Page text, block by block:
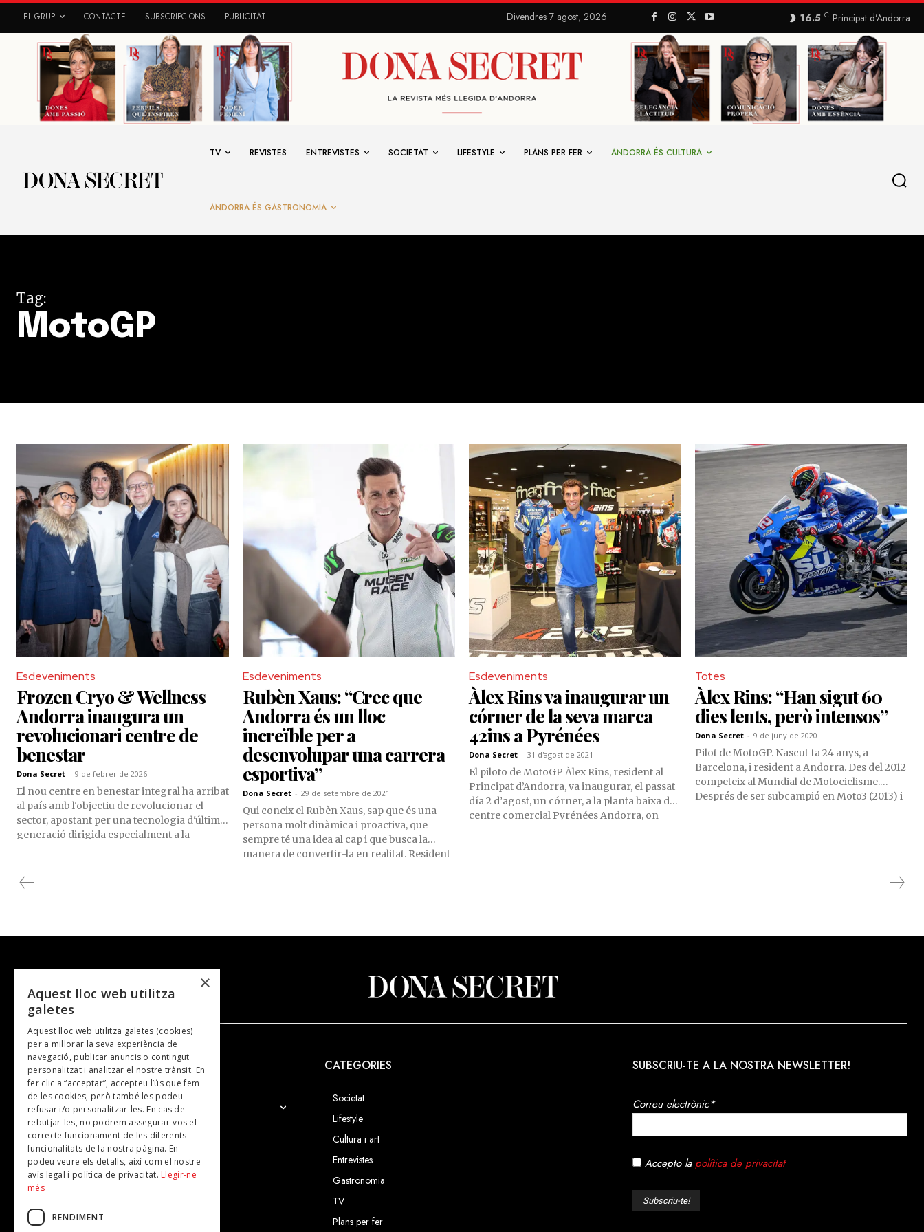
EL GRUP CONTACTE SUBSCRIPCIONS PUBLICITAT Divendres 7 agost, 2026 16.5 C Principat d’Andorra
TV REVISTES ENTREVISTES SOCIETAT LIFESTYLE PLANS PER FER ANDORRA ÉS CULTURA
ANDORRA ÉS GASTRONOMIA
Tag:
MotoGP
Esdeveniments
Frozen Cryo & Wellness
Andorra inaugura un
revolucionari centre de
benestar
Dona Secret - 9 de febrer de 2026
El nou centre en benestar integral ha arribat
al país amb l'objectiu de revolucionar el
sector, apostant per una tecnologia d'última
generació dirigida especialment a la
Esdeveniments
Rubèn Xaus: “Crec que
Andorra és un lloc
increïble per a
desenvolupar una carrera
esportiva”
Dona Secret - 29 de setembre de 2021
Qui coneix el Rubèn Xaus, sap que és una
persona molt dinàmica i proactiva, que
sempre té una idea al cap i que busca la
manera de convertir-la en realitat. Resident
Esdeveniments
Àlex Rins va inaugurar un
córner de la seva marca
42ins a Pyrénées
Dona Secret - 31 d'agost de 2021
El piloto de MotoGP Àlex Rins, resident al
Principat d’Andorra, va inaugurar, el passat
día 2 d’agost, un córner, a la planta baixa del
centre comercial Pyrénées Andorra, on
amb el públic assistent a l’acte i també ha
signat autògrafs, i s’ha fet fotos amb el
Totes
Àlex Rins: “Han sigut 60
dies lents, però intensos”
Dona Secret - 9 de juny de 2020
Pilot de MotoGP. Nascut fa 24 anys, a
Barcelona, i resident a Andorra. Des del 2012
competeix al Mundial de Motociclisme.
Després de ser subcampió en Moto3 (2013) i
NOSALTRES
El Grup
Contacte
Subscripcions
Publicitat
CATEGORIES
Societat
Lifestyle
Cultura i art
Entrevistes
Gastronomia
TV
Plans per fer
SUBSCRIU-TE A LA NOSTRA NEWSLETTER!
Correu electrònic*
Accepto la política de privacitat
×
Aquest lloc web utilitza
galetes
Aquest lloc web utilitza galetes (cookies)
per a millorar la seva experiència de
navegació, publicar anuncis o contingut
personalitzat i analitzar el nostre trànsit. En
fer clic a “acceptar”, accepteu l’ús que fem
de les cookies, però també les podeu
refusar i/o personalitzar-les. En cas de
rebutjar-les, no podrem assegurar-vos el
correcte funcionament de les diferents
funcionalitats de la nostra pàgina. En
podeu veure els detalls, així com el nostre
avís legal i política de privacitat. Llegir-ne
més
RENDIMENT